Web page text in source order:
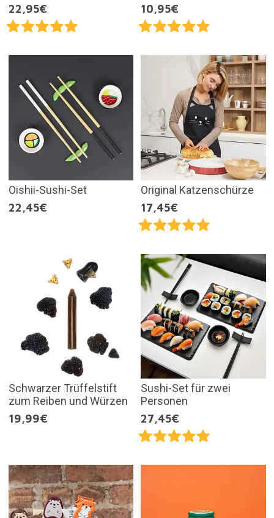
22,95€
10,95€
Oishii-Sushi-Set
22,45€
Original Katzenschürze
17,45€
Schwarzer Trüffelstift
zum Reiben und Würzen
19,99€
Sushi-Set für zwei
Personen
27,45€